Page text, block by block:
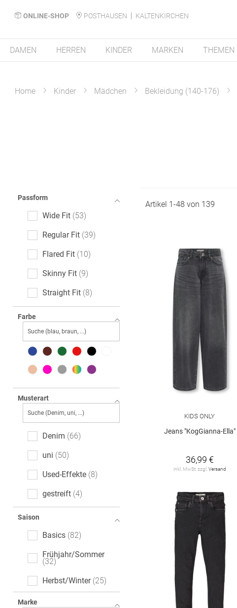
ONLINE-SHOP POSTHAUSEN
KALTENKIRCHEN
DAMEN HERREN KINDER MARKEN THEMEN
Home Kinder Mädchen Bekleidung (140-176)
Passform
Wide Fit 53
Regular Fit 39
Flared Fit 10
Skinny Fit 9
Straight Fit 8
Slim Fit 5
Relaxed Fit 4
Baggy Fit 2
barrelFit 2
Farbe
Musterart
Denim 66
uni 50
Used-Effekte 8
gestreift 4
floral 2
leopard 2
All-Over-Print (AOP)
Saison
Basics 82
Frühjahr/Sommer
32
Herbst/Winter 25
Marke
Artikel 1-48 von 139
KIDS ONLY
Jeans "KogGianna-Ella"
36,99 €
inkl. MwSt. zzgl. Versand